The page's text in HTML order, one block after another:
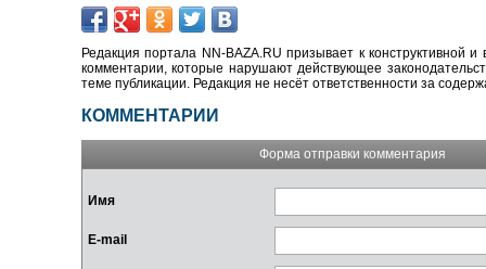
Редакция портала NN-BAZA.RU призывает к конструктивной
комментарии, которые нарушают действующее
теме публикации. Редакция не несёт ответственности за
КОММЕНТАРИИ
Форма отправки комментария
Имя
E-mail